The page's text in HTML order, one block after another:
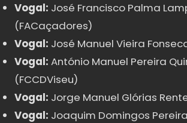
Vogal: José Francisco Palma
(FACaçadores)
Vogal: José Manuel Vieira
Vogal: António Manuel Pereira
(FCCDViseu)
Vogal: Jorge Manuel Glórias
Vogal: Joaquim Domingos